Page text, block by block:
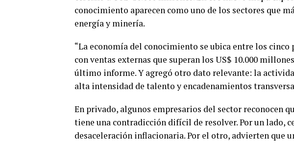
conocimiento aparecen como uno de los sectores que
energía y minería.
“La economía del conocimiento se ubica entre los
con ventas externas que superan los US$ 10.000
último informe. Y agregó otro dato relevante: la
alta intensidad de talento y encadenamientos
En privado, algunos empresarios del sector reconocen
tiene una contradicción difícil de resolver. Por un lado,
desaceleración inflacionaria. Por el otro, advierten que